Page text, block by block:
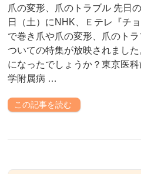
爪の変形、爪のトラブル 先日
日（土）にNHK、Ｅテレ『チョ
で巻き爪や爪の変形、爪のトラ
ついての特集が放映されました
になったでしょうか？東京医科
学附属病 …
この記事を読む